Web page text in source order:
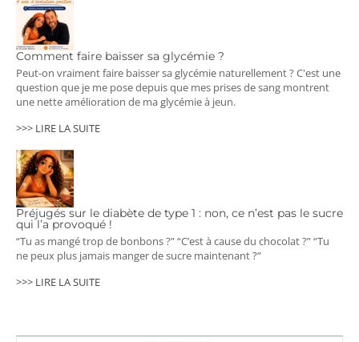
Comment faire baisser sa glycémie ?
Peut-on vraiment faire baisser sa glycémie naturellement ? C'est une
question que je me pose depuis que mes prises de sang montrent
une nette amélioration de ma glycémie à jeun.
>>> LIRE LA SUITE
Préjugés sur le diabète de type 1 : non, ce n’est pas le sucre
qui l’a provoqué !
“Tu as mangé trop de bonbons ?” “C’est à cause du chocolat ?” “Tu
ne peux plus jamais manger de sucre maintenant ?”
>>> LIRE LA SUITE